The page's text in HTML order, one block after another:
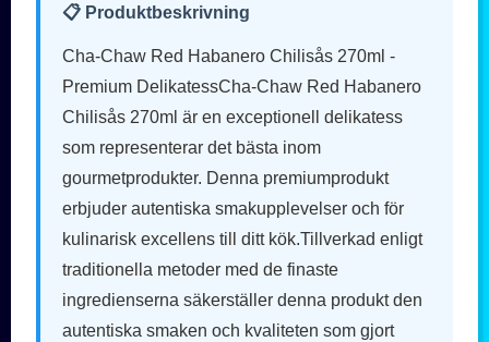
📋 Produktbeskrivning
Cha-Chaw Red Habanero Chilisås 270ml -
Premium DelikatessCha-Chaw Red Habanero
Chilisås 270ml är en exceptionell delikatess
som representerar det bästa inom
gourmetprodukter. Denna premiumprodukt
erbjuder autentiska smakupplevelser och för
kulinarisk excellens till ditt kök.Tillverkad enligt
traditionella metoder med de finaste
ingredienserna säkerställer denna produkt den
autentiska smaken och kvaliteten som gjort